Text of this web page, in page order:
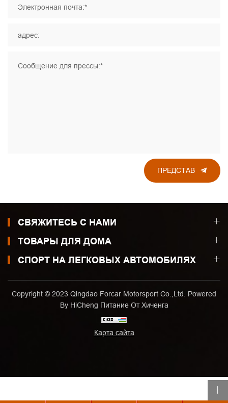
Электронная почта:*
адрес:
Сообщение для прессы:*
ПРЕДСТАВ
СВЯЖИТЕСЬ С НАМИ
ТОВАРЫ ДЛЯ ДОМА
СПОРТ НА ЛЕГКОВЫХ АВТОМОБИЛЯХ
Copyright © 2023 Qingdao Forcar Motorsport Co.,Ltd. Powered
By HiCheng Питание От Хиченга
Карта сайта